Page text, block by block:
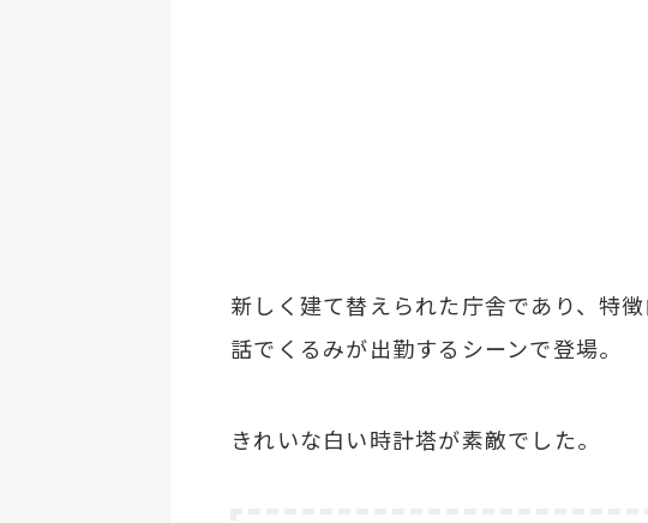
新しく建て替えられた庁舎であり、特
話でくるみが出勤するシーンで登場。
きれいな白い時計塔が素敵でした。